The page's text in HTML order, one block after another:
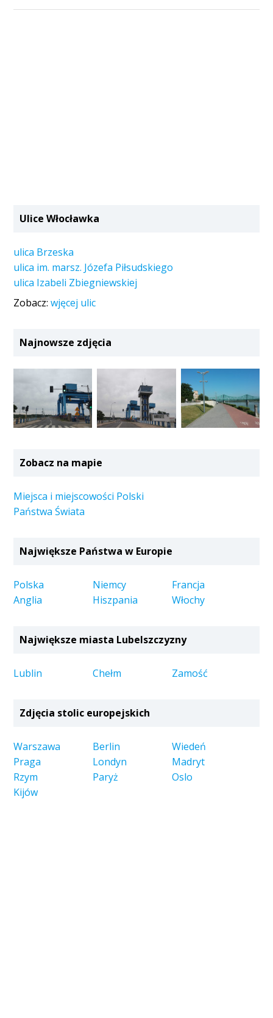
Ulice Włocławka
ulica Brzeska
ulica im. marsz. Józefa Piłsudskiego
ulica Izabeli Zbiegniewskiej
Zobacz:wjęcej ulic
Najnowsze zdjęcia
Zobacz na mapie
Miejsca i miejscowości Polski
Państwa Świata
Największe Państwa w Europie
Polska Niemcy
Francja
Anglia
Hiszpania Włochy
Największe miasta Lubelszczyzny
Lublin Chełm Zamość
Zdjęcia stolic europejskich
Warszawa Berlin
Wiedeń
Praga
Londyn
Madryt
Rzym
Paryż
Oslo
Kijów